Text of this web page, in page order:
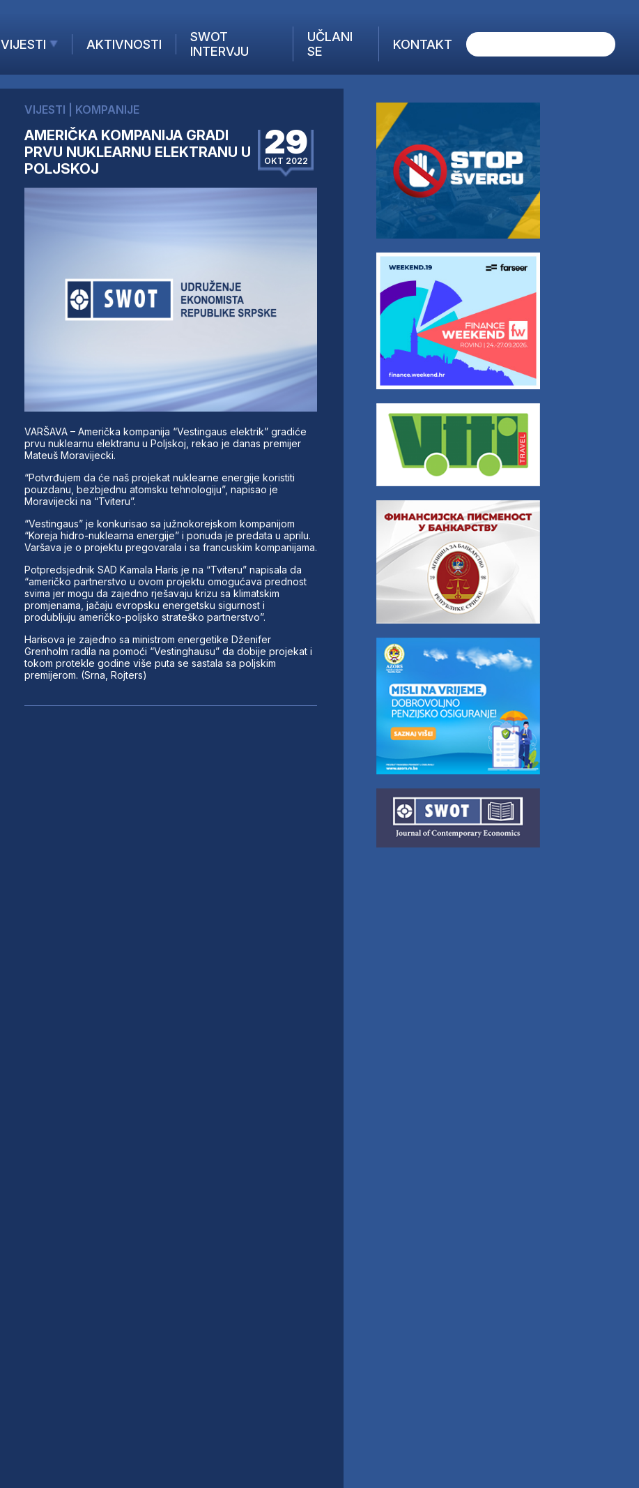
VIJESTI
AKTUELNO
KOMPANIJE
FINANSIJE
IZ STRANIH MEDIJA
AKTIVNOSTI
SWOT
INTERVJU
UČLANI
SE
KONTAKT
VIJESTI KOMPANIJE
AMERIČKA KOMPANIJA GRADI
PRVU NUKLEARNU ELEKTRANU U
POLJSKOJ
29
OKT 2022
VARŠAVA – Američka kompanija “Vestingaus elektrik” gradiće
prvu nuklearnu elektranu u Poljskoj, rekao je danas premijer
Mateuš Moravijecki.
“Potvrđujem da će naš projekat nuklearne energije koristiti
pouzdanu, bezbjednu atomsku tehnologiju”, napisao je
Moravijecki na “Tviteru”.
“Vestingaus” je konkurisao sa južnokorejskom kompanijom
“Koreja hidro-nuklearna energije” i ponuda je predata u aprilu.
Varšava je o projektu pregovarala i sa francuskim kompanijama.
Potpredsjednik SAD Kamala Haris je na “Tviteru” napisala da
“američko partnerstvo u ovom projektu omogućava prednost
svima jer mogu da zajedno rješavaju krizu sa klimatskim
promjenama, jačaju evropsku energetsku sigurnost i
produbljuju američko-poljsko strateško partnerstvo”.
Harisova je zajedno sa ministrom energetike Dženifer
Grenholm radila na pomoći “Vestinghausu” da dobije projekat i
tokom protekle godine više puta se sastala sa poljskim
premijerom. (Srna, Rojters)